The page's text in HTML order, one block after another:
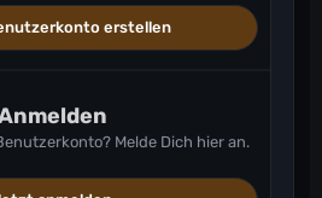
erstellen
Melde Dich hier an.